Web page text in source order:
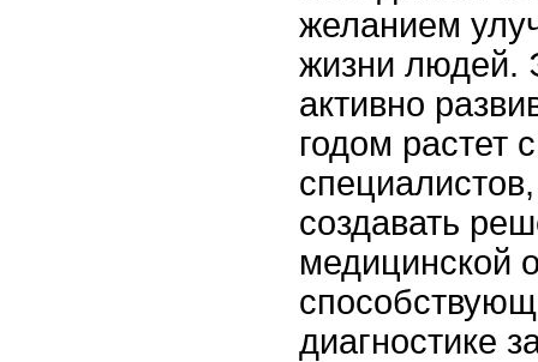
желанием
жизни людей.
активно
годом растет
создавать
медицинской
диагностике